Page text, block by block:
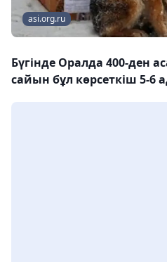
asi.org.ru
Бүгінде Оралда 400-ден
сайын бұл көрсеткіш 5-6